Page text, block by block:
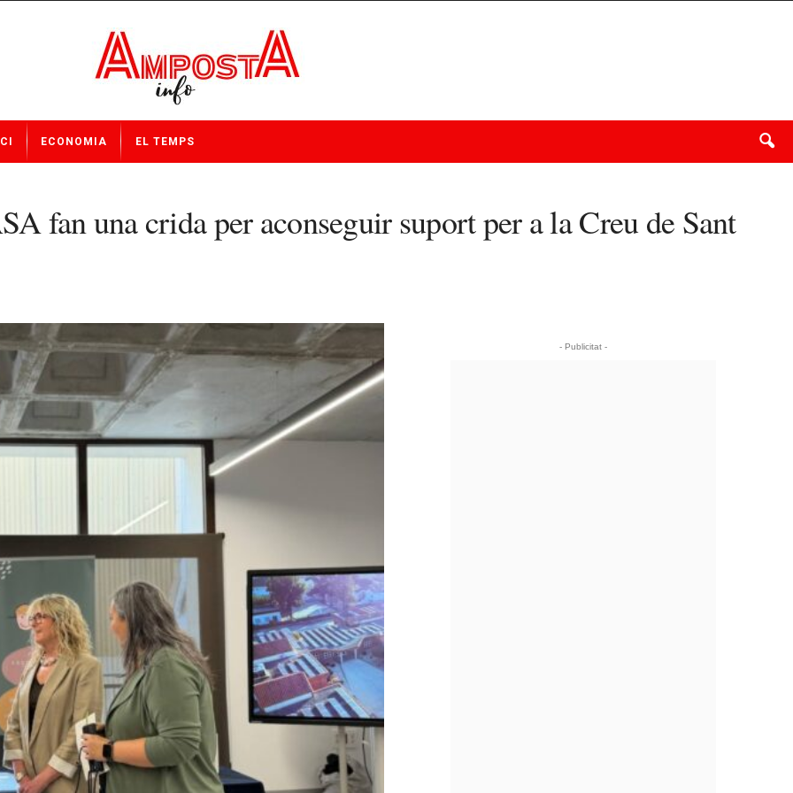
ECONOMIA EL TEMPS
fan una crida per aconseguir suport per a la Creu de Sant
- Publicitat -